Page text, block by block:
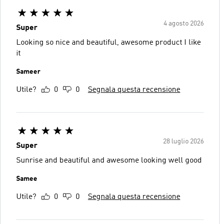
4 agosto 2026
Super
Looking so nice and beautiful, awesome product I like
it
Sameer
Utile? 0 0 Segnala questa recensione
28 luglio 2026
Super
Sunrise and beautiful and awesome looking well good
Samee
Utile? 0 0 Segnala questa recensione